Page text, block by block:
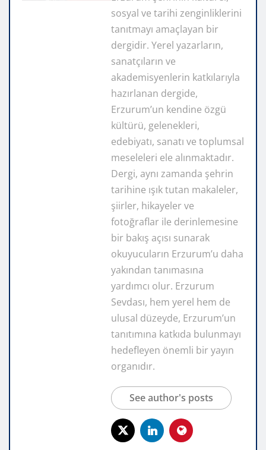
sosyal ve tarihi zenginliklerini
tanıtmayı amaçlayan bir
dergidir. Yerel yazarların,
sanatçıların ve
akademisyenlerin katkılarıyla
hazırlanan dergide,
Erzurum’un kendine özgü
kültürü, gelenekleri,
edebiyatı, sanatı ve toplumsal
meseleleri ele alınmaktadır.
Dergi, aynı zamanda şehrin
tarihine ışık tutan makaleler,
şiirler, hikayeler ve
fotoğraflar ile derinlemesine
bir bakış açısı sunarak
okuyucuların Erzurum’u daha
yakından tanımasına
yardımcı olur. Erzurum
Sevdası, hem yerel hem de
ulusal düzeyde, Erzurum’un
tanıtımına katkıda bulunmayı
hedefleyen önemli bir yayın
organıdır.
See author's posts